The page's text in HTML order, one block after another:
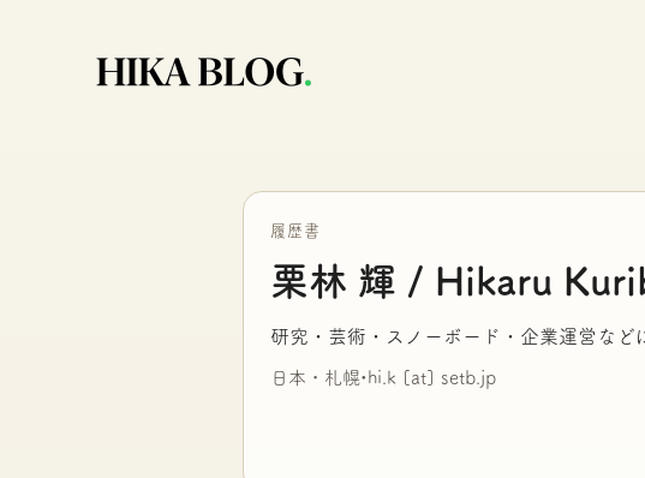
履歴書
栗林 輝 / Hikaru
研究・芸術・スノーボード・企業運営など
日本・札幌• hi.k [at] setb.jp